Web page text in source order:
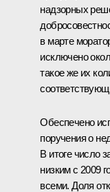
надзорных
в марте
исключено
такое же их
Обеспечено
поручения о
В итоге число
низким с 2009
всеми. Доля